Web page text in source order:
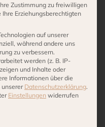
16 cm
Zustimmung zu freiwilligen
Erziehungsberechtigten
auf unserer
während andere uns
zu verbessern.
werden (z. B. IP-
und Inhalte oder
Informationen über die
unserer Datenschutzerklärung.
Einstellungen widerrufen
Gruppen, für die eine